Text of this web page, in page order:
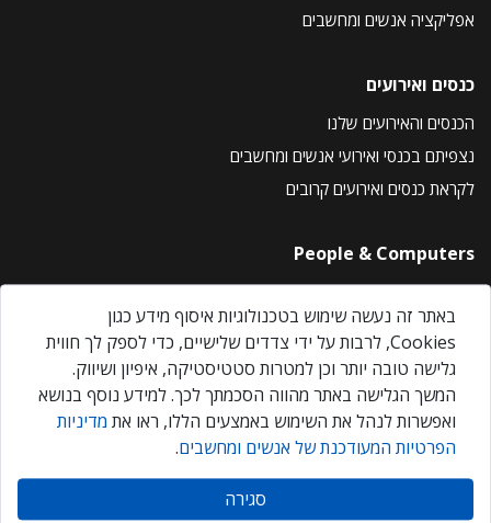
אפליקציה אנשים ומחשבים
כנסים ואירועים
הכנסים והאירועים שלנו
נצפיתם בכנסי ואירועי אנשים ומחשבים
לקראת כנסים ואירועים קרובים
People & Computers
About Us
Privacy Policy
Contact Us
Our Events
אנשים ומחשבים © 2026 – כל הזכויות שמורות
באתר זה נעשה שימוש בטכנולוגיות איסוף מידע כגון
Cookies, לרבות על ידי צדדים שלישיים, כדי לספק לך חווית
גלישה טובה יותר וכן למטרות סטטיסטיקה, איפיון ושיווק.
המשך הגלישה באתר מהווה הסכמתך לכך. למידע נוסף בנושא
ואפשרות לנהל את השימוש באמצעים הללו, ראו את מדיניות
הפרטיות המעודכנת של אנשים ומחשבים.
סגירה